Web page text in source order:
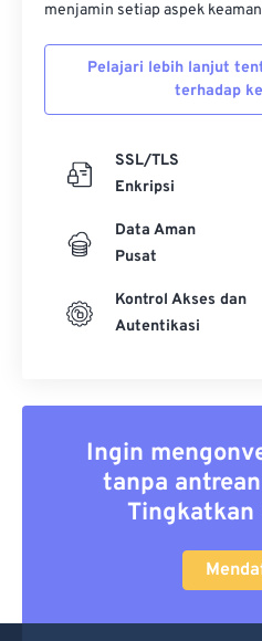
menjamin setiap aspek
Pelajari lebih lanjut
terhadap
SSL/TLS
Enkripsi
Data Aman
Pusat
Kontrol Akses dan
Autentikasi
Ingin
tanpa
Tingkatkan